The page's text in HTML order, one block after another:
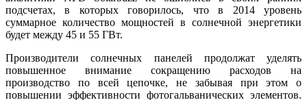
подсчетах, в которых говорилось, что в 2014 уровень
суммарное количество мощностей в солнечной энергетики
будет между 45 и 55 ГВт.
Производители солнечных панелей продолжат уделять
повышенное внимание сокращению расходов на
производство по всей цепочке, не забывая при этом о
повышении эффективности фотогальванических элементов.